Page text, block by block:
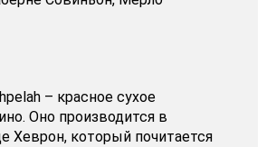
– красное сухое
Оно производится в
Хеврон, который почитается